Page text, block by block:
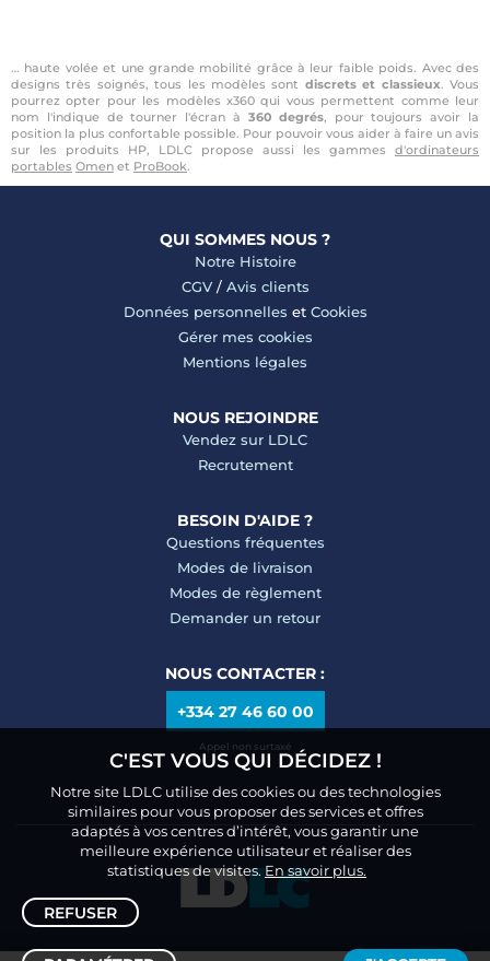
… haute volée et une grande mobilité grâce à leur faible poids. Avec des
designs très soignés, tous les modèles sont discrets et classieux. Vous
pourrez opter pour les modèles x360 qui vous permettent comme leur
nom l'indique de tourner l'écran à 360 degrés, pour toujours avoir la
position la plus confortable possible. Pour pouvoir vous aider à faire un avis
sur les produits HP, LDLC propose aussi les gammes d'ordinateurs
portables Omen et ProBook.
QUI SOMMES NOUS ?
Notre Histoire
CGV/ Avis clients
Données personnelles et Cookies
Gérer mes cookies
Mentions légales
NOUS REJOINDRE
Vendez sur LDLC
Recrutement
BESOIN D'AIDE ?
Questions fréquentes
Modes de livraison
Modes de règlement
Demander un retour
NOUS CONTACTER :
+334 27 46 60 00
Appel non surtaxé
C'EST VOUS QUI DÉCIDEZ !
Notre site LDLC utilise des cookies ou des technologies
similaires pour vous proposer des services et offres
adaptés à vos centres d’intérêt, vous garantir une
meilleure expérience utilisateur et réaliser des
statistiques de visites.En savoir plus.
REFUSER